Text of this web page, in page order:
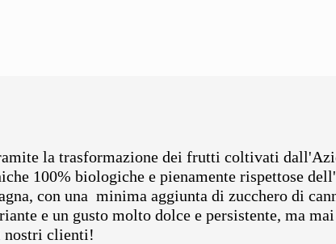
la trasformazione dei frutti coltivati
100% biologiche e pienamente rispettose
con una minima aggiunta di zucchero di
e un gusto molto dolce e persistente, ma
nostri clienti!